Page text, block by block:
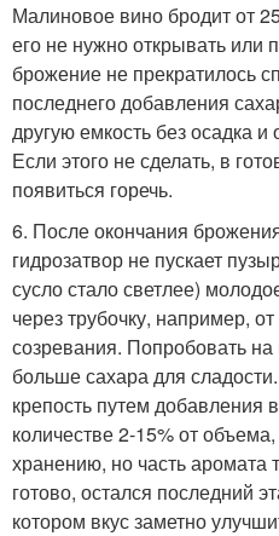
Малиновое вино бродит от
его не нужно открывать или
брожение не прекратилось
последнего добавления
другую емкость без осадка и
Если этого не сделать, в
появиться горечь.
6. После окончания
гидрозатвор не пускает
сусло стало светлее)
через трубочку, например,
созревания. Попробовать
больше сахара для
крепость путем добавления
количестве 2-15% от
хранению, но часть аромата
готово, остался последний
котором вкус заметно